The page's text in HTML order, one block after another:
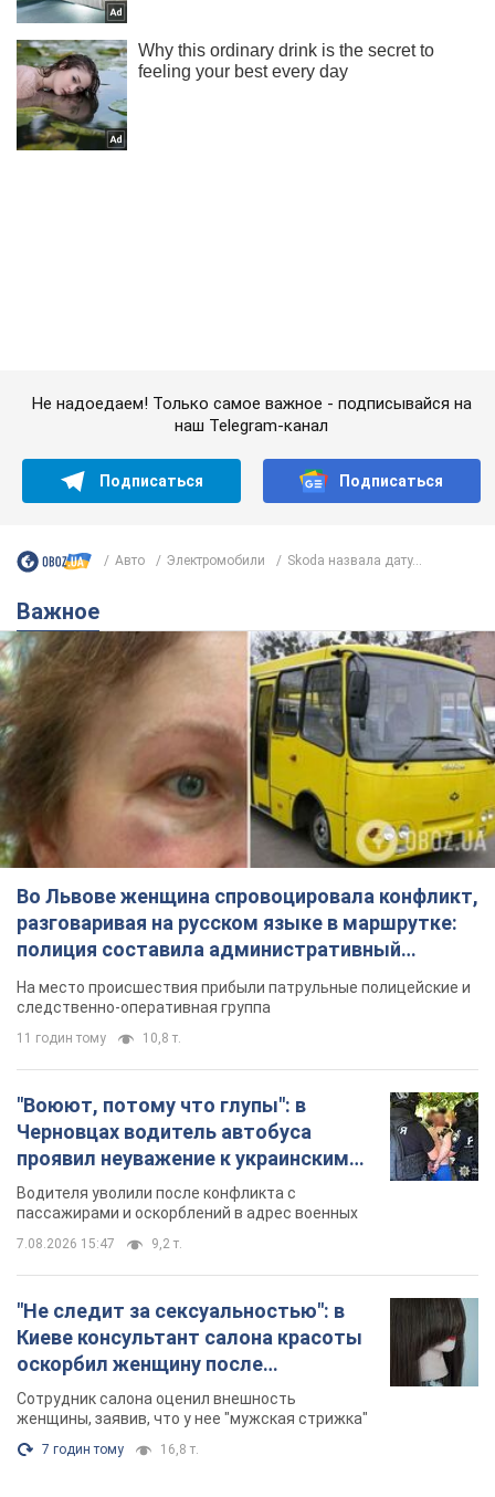
Важное
Во Львове женщина спровоцировала конфликт,
разговаривая на русском языке в маршрутке:
полиция составила административный
протокол. Видео
На место происшествия прибыли патрульные полицейские и
следственно-оперативная группа
10,8 т.
"Воюют, потому что глупы": в
Черновцах водитель автобуса
проявил неуважение к украинским
военным и поплатился за это.
Видео
пассажирами и оскорблений в адрес военных
"Не следит за сексуальностью": в
Киеве консультант салона красоты
оскорбил женщину после
химиотерапии, разгорелся скандал.
Фото
женщины, заявив, что у нее "мужская стрижка"